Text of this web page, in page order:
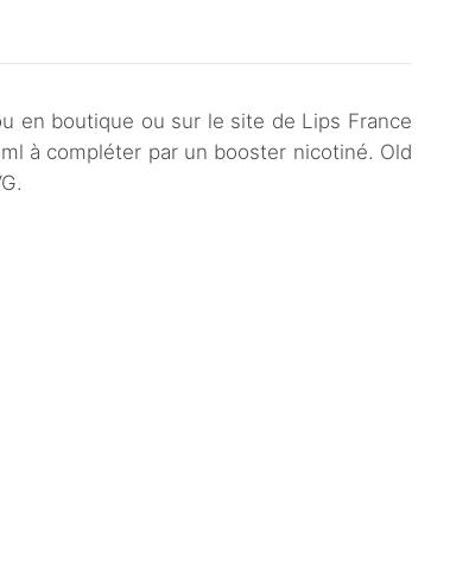
en boutique ou sur le site de Lips France
à compléter par un booster nicotiné. Old